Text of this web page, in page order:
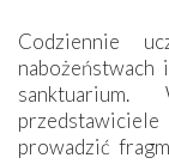
Codziennie
prowadzić